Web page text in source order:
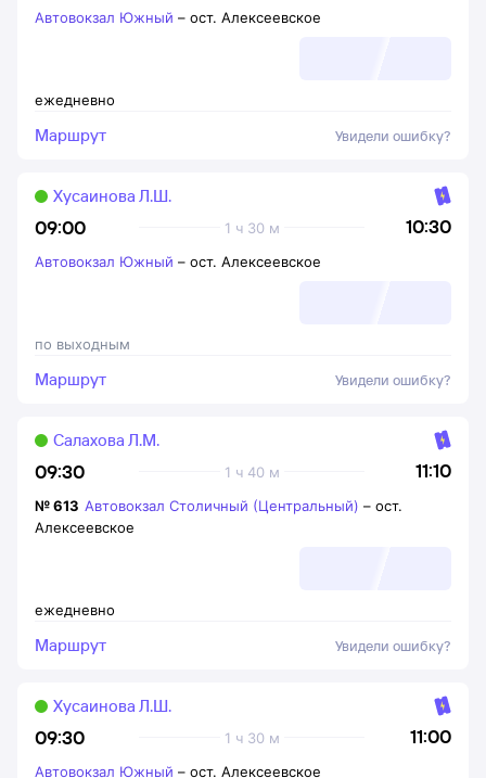
ежедневно
Автовокзал Южный – ост. Алексеевское
Маршрут Увидели ошибку?
09:00 10:30
1 ч 30 м
Хусаинова Л.Ш.
по выходным
Автовокзал Южный – ост. Алексеевское
Маршрут Увидели ошибку?
09:30 11:10
1 ч 40 м
Салахова Л.М.
ежедневно
№613 Автовокзал Столичный (Центральный) – ост.
Алексеевское
Маршрут Увидели ошибку?
09:30 11:00
1 ч 30 м
Хусаинова Л.Ш.
Автовокзал Южный – ост. Алексеевское